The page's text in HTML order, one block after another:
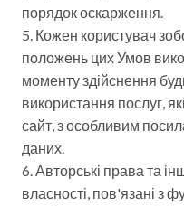
порядок оскарження.
5. Кожен користувач
положень цих Умов
моменту здійснення
використання послуг,
сайт, з особливим
даних.
6. Авторські права та
власності, пов'язані з